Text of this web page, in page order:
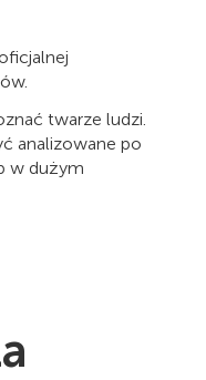
twarze ludzi.
analizowane po
w dużym